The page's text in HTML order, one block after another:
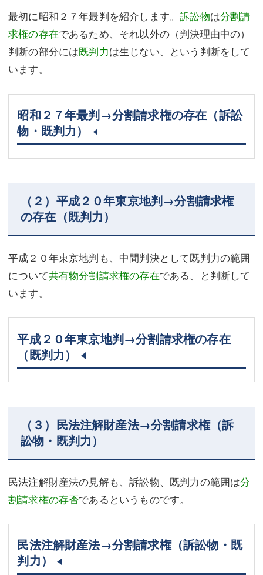
最初に昭和２７年最判を紹介します。訴訟物は分割請
求権の存在であるため、それ以外の（判決理由中の）
判断の部分には既判力は生じない、という判断をして
います。
昭和２７年最判→分割請求権の存在（訴訟
物・既判力）
（２）平成２０年東京地判→分割請求権
の存在（既判力）
平成２０年東京地判も、中間判決として既判力の範囲
について共有物分割請求権の存在である、と判断して
います。
平成２０年東京地判→分割請求権の存在
（既判力）
（３）民法注解財産法→分割請求権（訴
訟物・既判力）
民法注解財産法の見解も、訴訟物、既判力の範囲は分
割請求権の存否であるというものです。
民法注解財産法→分割請求権（訴訟物・既
判力）